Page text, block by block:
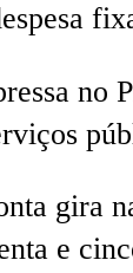
no
gira
e